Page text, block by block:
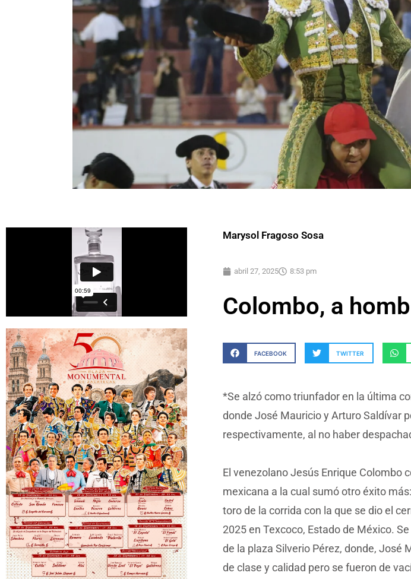
Marysol Fragoso Sosa
abril 27, 2025 8:53 pm
Colombo, a
FACEBOOK TWITTER
*Se alzó como triunfador en la última
donde José Mauricio y Arturo Saldívar
respectivamente, al no haber
El venezolano Jesús Enrique Colombo
mexicana a la cual sumó otro éxito
toro de la corrida con la que se dio el
2025 en Texcoco, Estado de México.
de la plaza Silverio Pérez, donde, José
de clase y calidad pero se fueron de